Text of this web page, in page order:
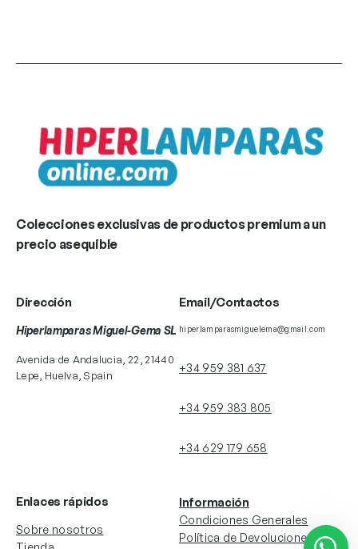
Colecciones exclusivas de productos premium a un
precio asequible
Dirección
Hiperlamparas Miguel-Gema SL
Avenida de Andalucia, 22, 21440
Lepe, Huelva, Spain
Email/Contactos
hiperlamparasmiguelema@gmail.com
+34 959 381 637
+34 959 383 805
+34 629 179 658
Enlaces rápidos
Sobre nosotros
Información
Condiciones Generales
Política de Devoluciones